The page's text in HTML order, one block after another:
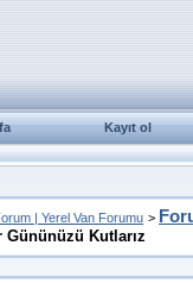
Kayıt ol
| Yerel Van Forumu >
Kutlarız